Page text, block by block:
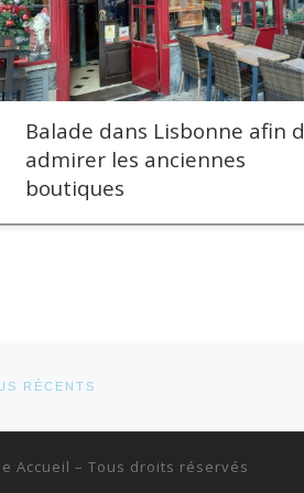
Balade dans Lisbonne afin d
admirer les anciennes
boutiques
dans les articles
RÉCENTS
Accueil – Tous droits réservés